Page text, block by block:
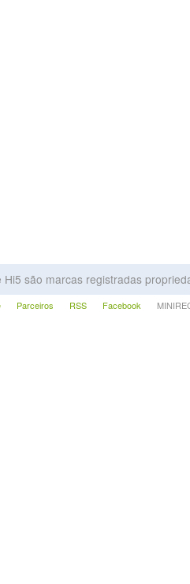
são marcas registradas
Parceiros RSS Facebook